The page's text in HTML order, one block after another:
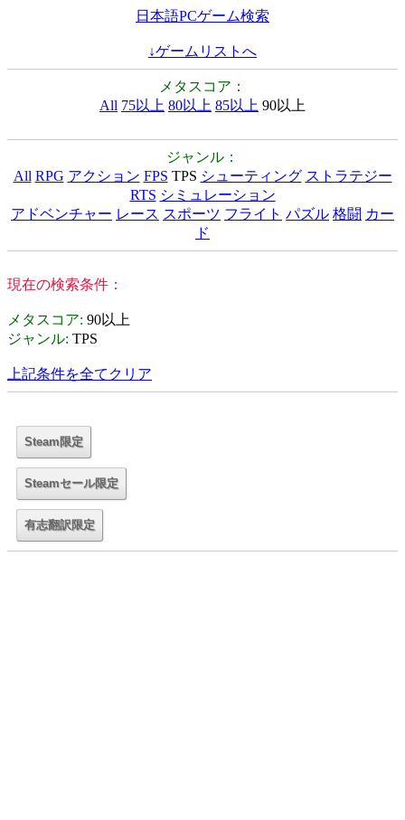
日本語PCゲーム検索
↓ゲームリストへ
メタスコア：
All 75以上 80以上 85以上 90以上
ジャンル：
All RPG アクション FPS TPS シューティング ストラテジー
RTS シミュレーション
アドベンチャー レース スポーツ フライト パズル 格闘 カー
ド
現在の検索条件：
メタスコア: 90以上
ジャンル: TPS
上記条件を全てクリア